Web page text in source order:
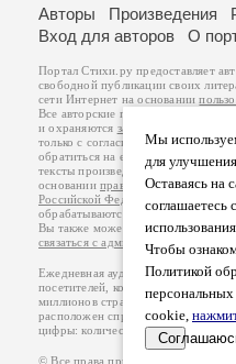
Мы
для
Оставаясь на
соглашаетесь
Чтобы
Политикой
cookie,
Авторы Произведения
Вход для авторов
О
Портал Стихи.ру предоставляет
свободной публикации своих
сети Интернет на основании
Все авторские права на
и охраняются законом
.
только с согласия его автора, к
обратиться на его авторской
тексты произведений авторы несут
основанииправил публикациии
Российской Федерации
обрабатываются на основании
Вы также можете посмотреть
связаться с администрацией
Ежедневная аудитория портала
посетителей, которые в общей
миллионов страниц по данным
расположен справа от этого
цифры: количество просмотров и
© Все права принадлежат